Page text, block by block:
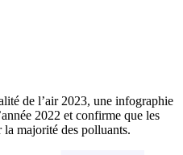
de l’air 2023, une infographie
2022 et confirme que les
la majorité des polluants.